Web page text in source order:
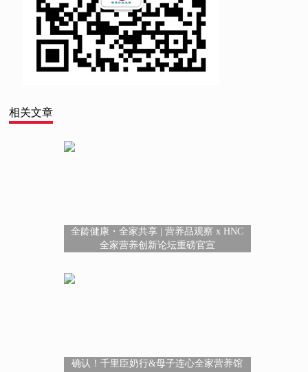
相关文章
全龄健康・全家共享 | 营养品观察 x HNC
全家营养创新论坛重磅官宣
确认！千里臣奶行&母子连心全家营养馆